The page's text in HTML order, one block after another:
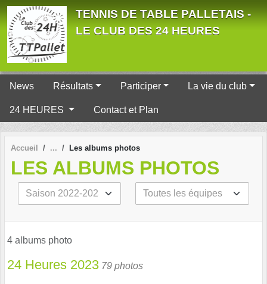
TENNIS DE TABLE PALLETAIS -
LE CLUB DES 24 HEURES
News Résultats Participer La vie du club
24 HEURES Contact et Plan
Accueil Les albums photos
LES ALBUMS PHOTOS
4 albums photo
24 Heures 2023 79 photos
Panneau de gestion des cookies